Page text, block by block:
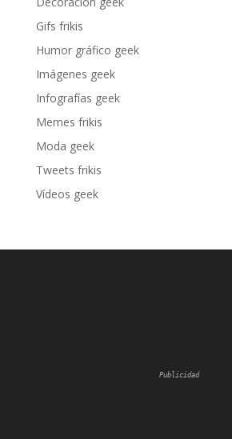
Gifs frikis
Humor gráfico geek
Imágenes geek
Infografías geek
Memes frikis
Moda geek
Tweets frikis
Vídeos geek
Publicidad